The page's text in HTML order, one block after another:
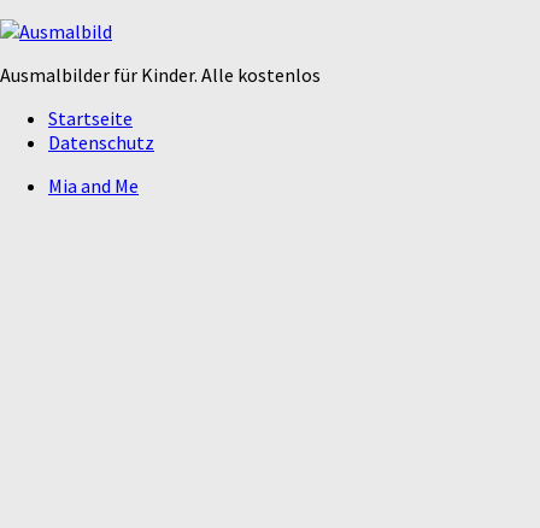
Ausmalbilder für Kinder. Alle kostenlos
Startseite
Datenschutz
Mia and Me